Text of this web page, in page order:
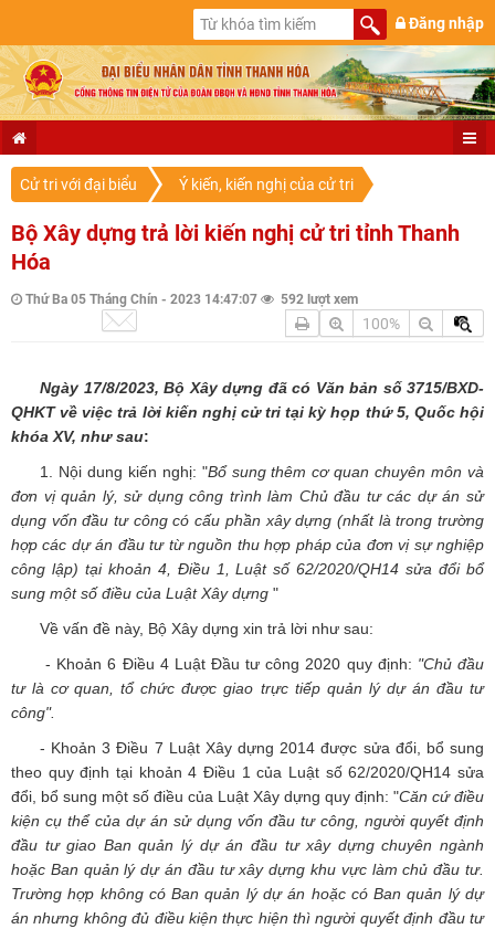
Đăng nhập
Cử tri với đại biểu Ý kiến, kiến nghị của cử tri
Bộ Xây dựng trả lời kiến nghị cử tri tỉnh Thanh
Hóa
Thứ Ba 05 Tháng Chín - 2023 14:47:07 592 lượt xem
100%
Ngày 17/8/2023, BộXây dựng đã có Văn bản số 3715/BXD-
QHKT về việc trả lời kiến nghị cử tritạikỳ họp thứ 5, Quốc hội
khóa XV, như sau:
1. Nội dung kiến nghị: "Bổ sung thêm cơ quan chuyên môn và
đơn vị quản lý, sử dụng công trình làm Chủ đầu tư các dự án sử
dụng vốn đầu tư công có cấu phần xây dựng (nhất là trong trường
hợp các dự án đầu tư từ nguồn thu hợp pháp của đơn vị sự nghiệp
công lập) tại khoản 4, Điều 1, Luật số 62/2020/QH14 sửa đổi bổ
sung một số điều của Luật Xây dựng "
Về vấn đề này, Bộ Xây dựng xin trả lời như sau:
- Khoản 6 Điều 4 Luật Đầu tư công 2020 quy định: "Chủ đầu
tư là cơ quan, tổ chức được giao trực tiếp quản lý dự án đầu tư
công".
- Khoản 3 Điều 7 Luật Xây dựng 2014 được sửa đổi, bổ sung
theo quy định tại khoản 4 Điều 1 của Luật số 62/2020/QH14 sửa
đổi, bổ sung một số điều của Luật Xây dựng quy định: "Căn cứ điều
kiện cụ thể của dự án sử dụng vốn đầu tư công, người quyết định
đầu tư giao Ban quản lý dự án đầu tư xây dựng chuyên ngành
hoặc Ban quản lý dự án đầu tư xây dựng khu vực làm chủ đầu tư.
Trường hợp không có Ban quản lý dự án hoặc có Ban quản lý dự
án nhưng không đủ điều kiện thực hiện thì người quyết định đầu tư